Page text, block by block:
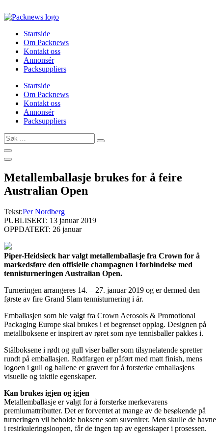
to
Startside
Om Packnews
Kontakt oss
Annonsér
Packsuppliers
Startside
Om Packnews
Kontakt oss
Annonsér
Packsuppliers
Søk
…
Metallemballasje brukes for å feire
Australian Open
Tekst:Per Nordberg
PUBLISERT: 13 januar 2019
OPPDATERT: 26 januar
Piper-Heidsieck har valgt metallemballasje fra Crown for å
markedsføre den offisielle champagnen i forbindelse med
tennisturneringen Australian Open.
Turneringen arrangeres 14. – 27. januar 2019 og er dermed den
første av fire Grand Slam tennisturnering i år.
Emballasjen som ble valgt fra Crown Aerosols & Promotional
Packaging Europe skal brukes i et begrenset opplag. Designen på
metallboksene er inspirert av røret som nye tennisballer pakkes i.
Stålboksene i rødt og gull viser baller som tilsynelatende spretter
rundt på emballasjen. Rødfargen er påført med matt finish, mens
logoen i gull og ballene er gravert for å forsterke emballasjens
visuelle og taktile egenskaper.
Kan brukes igjen og igjen
Metallemballasje er valgt for å forsterke merkevarens
premiumattributter. Det er forventet at mange av de besøkende på
turneringen vil beholde boksene som suvenirer. Men skulle de havne
i resirkuleringsloopen, får de ingen tap av egenskaper i prosessen.